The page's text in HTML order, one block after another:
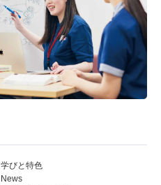
学びと特色
News